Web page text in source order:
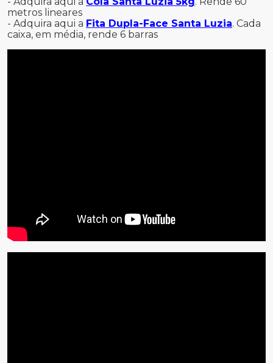
metros lineares
- Adquira aqui a Fita Dupla-Face Santa Luzia. Cada
caixa, em média, rende 6 barras